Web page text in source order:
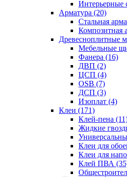
Интерьерные
Арматура (20)
Стальная
Композитная
Древесноплитные
Мебельные
Фанера (16)
ДВП (2)
ЦСП (4)
OSB (7)
ДСП (3)
Изоплат (4)
Клеи (171)
Клей-пена
Жидкие
Клеи для
Клеи для
Клей ПВА